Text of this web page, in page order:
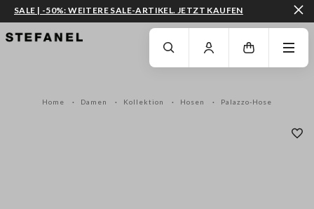
ZUM HAUPTINHALT SPRINGEN GEHEN SIE ZUM ENDE DER SEITE
SALE | -50%: WEITERE SALE-ARTIKEL. JETZT KAUFEN
Home Damen Kollektion Hosen Palazzo-Hose